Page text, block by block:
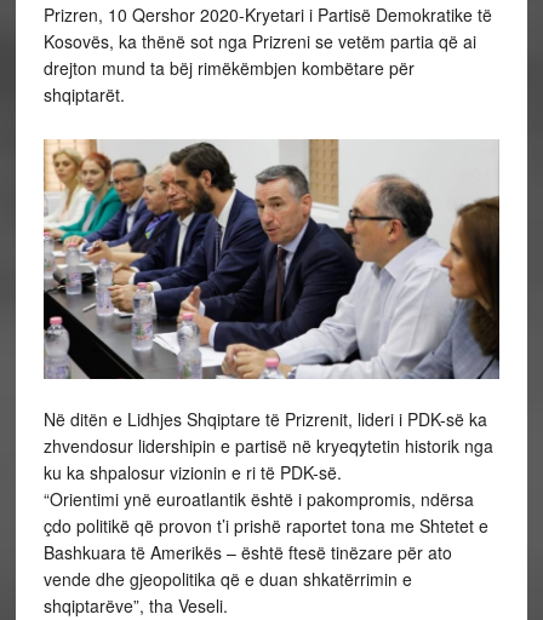
Prizren, 10 Qershor 2020-Kryetari i Partisë Demokratike të
Kosovës, ka thënë sot nga Prizreni se vetëm partia që ai
drejton mund ta bëj rimëkëmbjen kombëtare për
shqiptarët.
Në ditën e Lidhjes Shqiptare të Prizrenit, lideri i PDK-së ka
zhvendosur lidershipin e partisë në kryeqytetin historik nga
ku ka shpalosur vizionin e ri të PDK-së.
“Orientimi ynë euroatlantik është i pakompromis, ndërsa
çdo politikë që provon t’i prishë raportet tona me Shtetet e
Bashkuara të Amerikës – është ftesë tinëzare për ato
vende dhe gjeopolitika që e duan shkatërrimin e
shqiptarëve”, tha Veseli.